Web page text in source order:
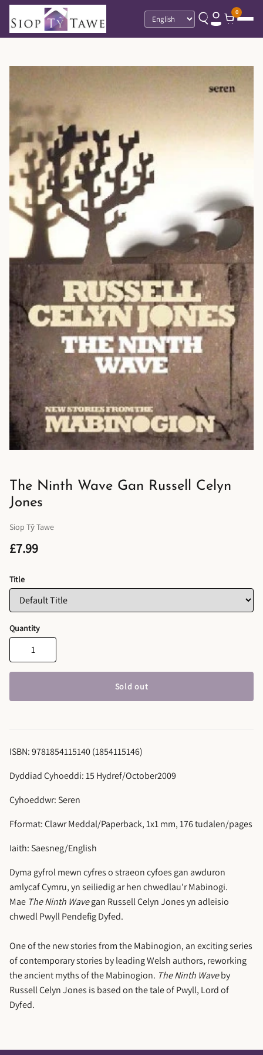
Language
0
The Ninth Wave Gan Russell Celyn
Jones
Siop Tŷ Tawe
£7.99
Title
Quantity
Sold out
ISBN: 9781854115140 (1854115146)
Dyddiad Cyhoeddi: 15 Hydref/October2009
Cyhoeddwr: Seren
Fformat: Clawr Meddal/Paperback, 1x1 mm, 176 tudalen/pages
Iaith: Saesneg/English
Dyma gyfrol mewn cyfres o straeon cyfoes gan awduron
amlycaf Cymru, yn seiliedig ar hen chwedlau'r Mabinogi.
Mae The Ninth Wavegan Russell Celyn Jones yn adleisio
chwedl Pwyll Pendefig Dyfed.
One of the new stories from the Mabinogion, an exciting series
of contemporary stories by leading Welsh authors, reworking
the ancient myths of the Mabinogion. The Ninth Waveby
Russell Celyn Jones is based on the tale of Pwyll, Lord of
Dyfed.